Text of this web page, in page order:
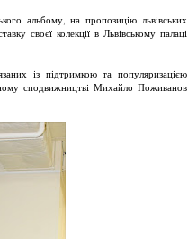
альбому, на пропозицію львівських
своєї колекції в Львівському палаці
із підтримкою та популяризацією
сподвижництві Михайло Поживанов